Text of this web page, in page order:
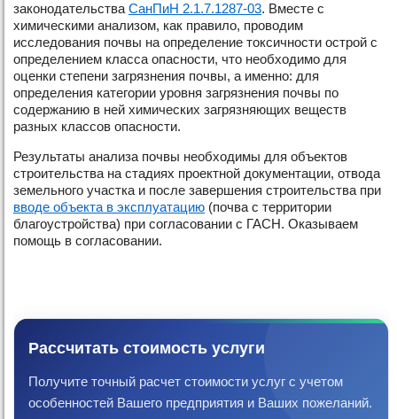
законодательства СанПиН 2.1.7.1287-03. Вместе с
химическими анализом, как правило, проводим
исследования почвы на определение токсичности острой с
определением класса опасности, что необходимо для
оценки степени загрязнения почвы, а именно: для
определения категории уровня загрязнения почвы по
содержанию в ней химических загрязняющих веществ
разных классов опасности.
Результаты анализа почвы необходимы для объектов
строительства на стадиях проектной документации, отвода
земельного участка и после завершения строительства при
вводе объекта в эксплуатацию (почва с территории
благоустройства) при согласовании с ГАСН. Оказываем
помощь в согласовании.
Рассчитать стоимость услуги
Получите точный расчет стоимости услуг с учетом
особенностей Вашего предприятия и Ваших пожеланий.